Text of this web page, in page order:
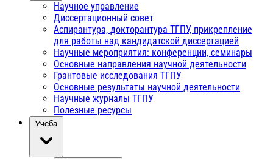
Научное управление
Диссертационный совет
Аспирантура, докторантура ТГПУ, прикрепление
для работы над кандидатской диссертацией
Научные мероприятия: конференции, семинары
Основные направления научной деятельности
Грантовые исследования ТГПУ
Основные результаты научной деятельности
Научные журналы ТГПУ
Полезные ресурсы
Учёба